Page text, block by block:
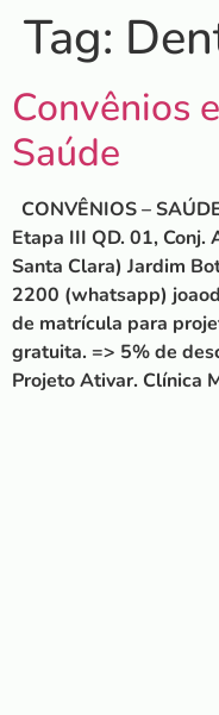
Tag:
Convênios
Saúde
CONVÊNIOS –
Etapa III QD. 01, Conj.
Santa Clara) Jardim
2200 (whatsapp)
de matrícula para
gratuita. => 5% de
Projeto Ativar. Clínica